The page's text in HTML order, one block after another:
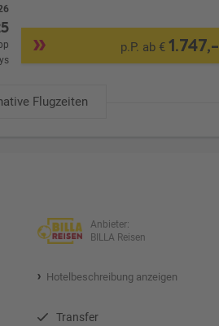
p.P. ab € 1.747,-
Flugzeiten
Anbieter:
BILLA Reisen
Hotelbeschreibung anzeigen
Transfer